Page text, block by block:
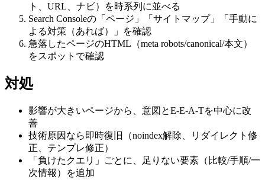
ト、URL、ナビ）を時系列に並べる
Search Consoleの「ページ」「サイトマップ」「手動に
よる対策（あれば）」を確認
急落したページのHTML（meta robots/canonical/本文）
をスポットで確認
対処
影響が大きいページから、意図とE-E-A-Tを中心に改
善
技術原因なら即時復旧（noindex解除、リダイレクト修
正、テンプレ修正）
「負けたクエリ」ごとに、足りない要素（比較/手順/一
次情報）を追加